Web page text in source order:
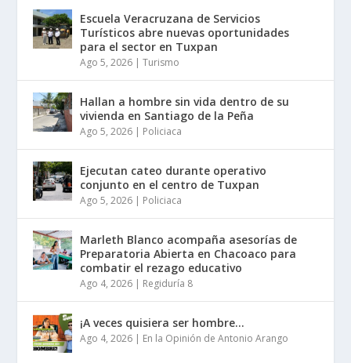
Escuela Veracruzana de Servicios
Turísticos abre nuevas oportunidades
para el sector en Tuxpan
Ago 5, 2026 |Turismo
Hallan a hombre sin vida dentro de su
vivienda en Santiago de la Peña
Ago 5, 2026 | Policiaca
Ejecutan cateo durante operativo
conjunto en el centro de Tuxpan
Ago 5, 2026 | Policiaca
Marleth Blanco acompaña asesorías de
Preparatoria Abierta en Chacoaco para
combatir el rezago educativo
Ago 4, 2026 | Regiduría 8
¡A veces quisiera ser hombre…
Ago 4, 2026 | En la Opinión de Antonio Arango